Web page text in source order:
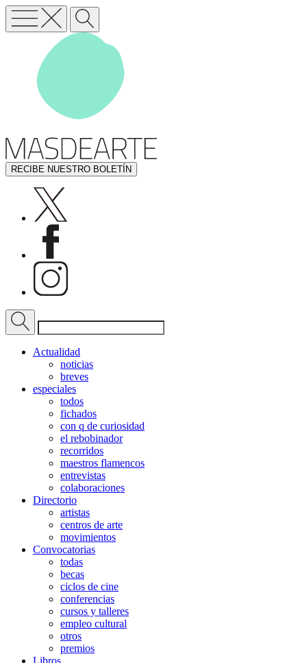
RECIBE NUESTRO BOLETÍN
Actualidad
noticias
breves
especiales
todos
fichados
con q de curiosidad
el rebobinador
recorridos
maestros flamencos
entrevistas
colaboraciones
Directorio
artistas
centros de arte
movimientos
Convocatorias
todas
becas
ciclos de cine
conferencias
cursos y talleres
empleo cultural
otros
premios
Libros